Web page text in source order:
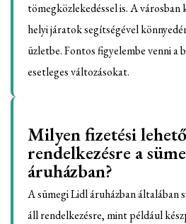
tömegközlekedéssel is. A városban
helyi járatok segítségével
üzletbe. Fontos figyelembe venni a
esetleges változásokat.
Milyen fizetési
rendelkezésre a
áruházban?
A sümegi Lidl áruházban általában
áll rendelkezésre, mint például